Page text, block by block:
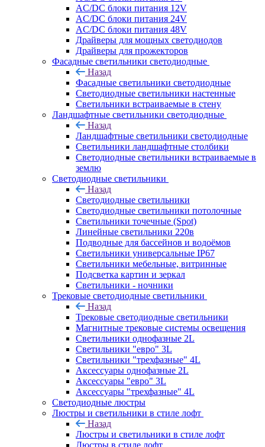
AC/DC блоки питания 12V
AC/DC блоки питания 24V
AC/DC блоки питания 48V
Драйверы для мощных светодиодов
Драйверы для прожекторов
Фасадные светильники светодиодные
Назад
Фасадные светильники светодиодные
Светодиодные светильники настенные
Светильники встраиваемые в стену
Ландшафтные светильники светодиодные
Назад
Ландшафтные светильники светодиодные
Светильники ландшафтные столбики
Светодиодные светильники встраиваемые в
землю
Светодиодные светильники
Назад
Светодиодные светильники
Светодиодные светильники потолочные
Светильники точечные (Spot)
Линейные светильники 220в
Подводные для бассейнов и водоёмов
Светильники универсальные IP67
Светильники мебельные, витринные
Подсветка картин и зеркал
Светильники - ночники
Трековые светодиодные светильники
Назад
Трековые светодиодные светильники
Магнитные трековые системы освещения
Светильники однофазные 2L
Светильники "евро" 3L
Светильники "трехфазные" 4L
Аксессуары однофазные 2L
Аксессуары "евро" 3L
Аксессуары "трехфазные" 4L
Светодиодные люстры
Люстры и светильники в стиле лофт
Назад
Люстры и светильники в стиле лофт
Люстры в стиле лофт